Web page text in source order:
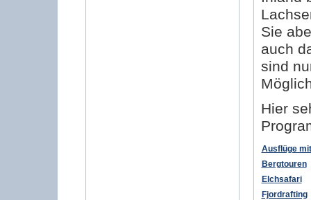
Sie
auch
sind
Hier
Ausflüge
Bergtouren
Elchsafari
Fjordrafting